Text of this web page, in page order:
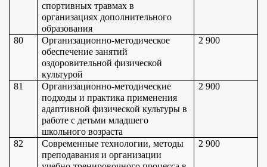
спортивных травмах в
организациях дополнительного
образования
80
Организационно-методическое
обеспечение занятий
оздоровительной физической
культурой
2 900
81
Организационно-методические
подходы и практика применения
адаптивной физической культуры в
работе с детьми младшего
школьного возраста
2 900
82
Современные технологии, методы
преподавания и организации
2 900